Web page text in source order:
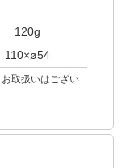
120g
110×ø54
お取扱いはござい